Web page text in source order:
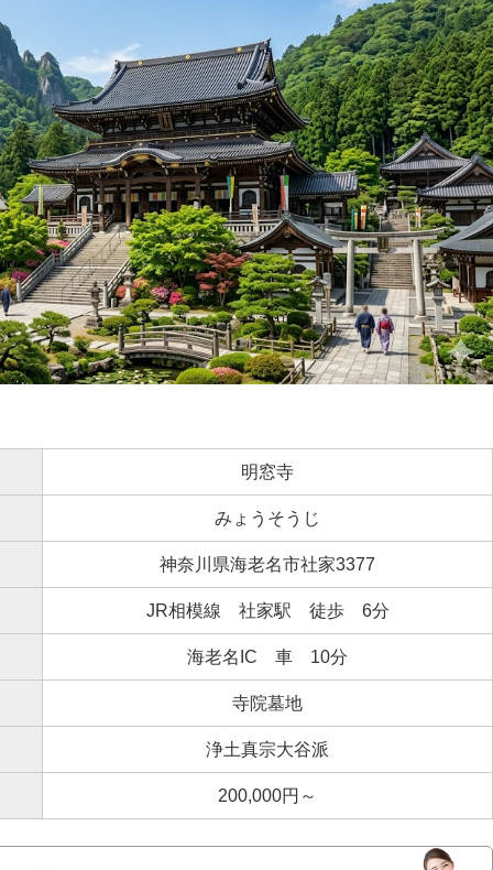
明窓寺
みょうそうじ
神奈川県海老名市社家3377
JR相模線 社家駅 徒歩 6分
海老名IC 車 10分
寺院墓地
浄土真宗大谷派
200,000円～